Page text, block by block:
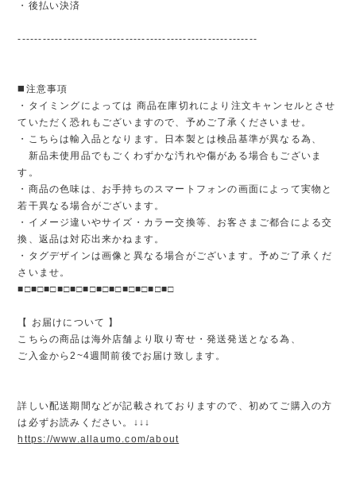
・後払い決済
----------------------------------------------------------
◼️注意事項
・タイミングによっては 商品在庫切れにより注文キャンセルとさせ
ていただく恐れもございますので、予めご了承くださいませ。
・こちらは輸入品となります。日本製とは検品基準が異なる為、
新品未使用品でもごくわずかな汚れや傷がある場合もございま
す。
・商品の色味は、お手持ちのスマートフォンの画面によって実物と
若干異なる場合がございます。
・イメージ違いやサイズ・カラー交換等、お客さまご都合による交
換、返品は対応出来かねます。
・タグデザインは画像と異なる場合がございます。予めご了承くだ
さいませ。
■□■□■□■□■□■□■□■□■□■□■□■□
【 お届けについて 】
こちらの商品は海外店舗より取り寄せ・発送発送となる為、
ご入金から2~4週間前後でお届け致します。
詳しい配送期間などが記載されておりますので、初めてご購入の方
は必ずお読みください。↓↓↓
https://www.allaumo.com/about